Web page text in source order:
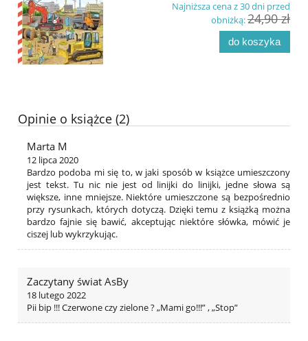
Najniższa cena z 30 dni przed
obniżką:24,90 zł
do koszyka
Opinie o książce (2)
Marta M
12 lipca 2020
Bardzo podoba mi się to, w jaki sposób w książce umieszczony
jest tekst. Tu nic nie jest od linijki do linijki, jedne słowa są
większe, inne mniejsze. Niektóre umieszczone są bezpośrednio
przy rysunkach, których dotyczą. Dzięki temu z książką można
bardzo fajnie się bawić, akceptując niektóre słówka, mówić je
ciszej lub wykrzykując.
Zaczytany świat AsBy
18 lutego 2022
Pii bip !!! Czerwone czy zielone ? „Mami go!!!” , „Stop”